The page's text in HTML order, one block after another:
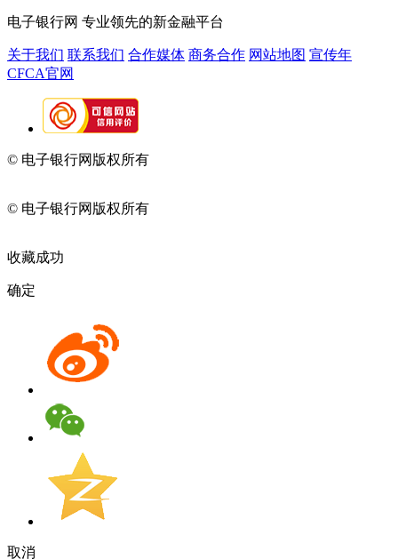
电子银行网 专业领先的新金融平台
关于我们 联系我们 合作媒体 商务合作 网站地图 宣传年
CFCA官网
© 电子银行网版权所有
© 电子银行网版权所有
收藏成功
确定
取消